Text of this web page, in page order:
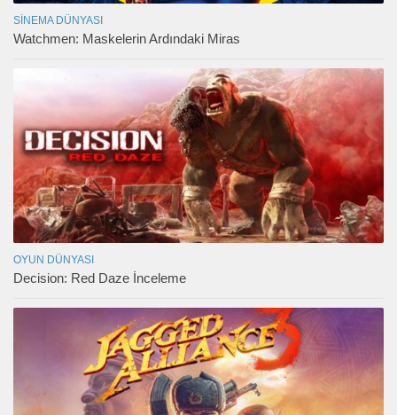
SINEMA DÜNYASI
Watchmen: Maskelerin Ardındaki Miras
OYUN DÜNYASI
Decision: Red Daze İnceleme